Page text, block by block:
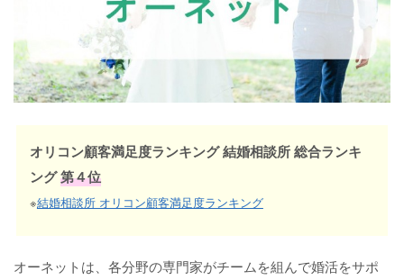
オリコン顧客満足度ランキング 結婚相談所 総合ランキ
ング第４位
※結婚相談所 オリコン顧客満足度ランキング
オーネットは、各分野の専門家がチームを組んで婚活をサポ